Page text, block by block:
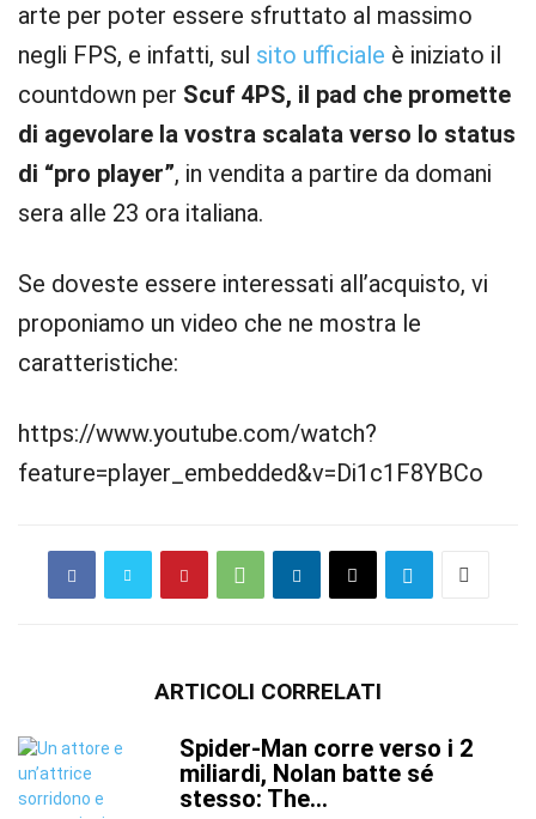
arte per poter essere sfruttato al massimo
negli FPS, e infatti, sul sito ufficiale è iniziato il
countdown per Scuf 4PS, il pad che promette
di agevolare la vostra scalata verso lo status
di “pro player”, in vendita a partire da domani
sera alle 23 ora italiana.
Se doveste essere interessati all’acquisto, vi
proponiamo un video che ne mostra le
caratteristiche:
https://www.youtube.com/watch?
feature=player_embedded&v=Di1c1F8YBCo
ARTICOLI CORRELATI
Spider-Man corre verso i 2
miliardi, Nolan batte sé
stesso: The...